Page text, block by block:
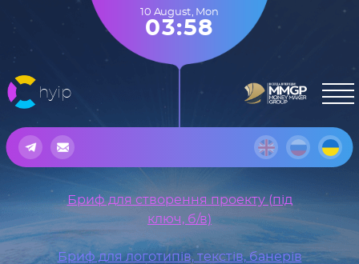
hyip
10 August, Mon
03:58
Бриф для створення проекту (під
ключ, б/в)
Бриф для логотипів, текстів, банерів